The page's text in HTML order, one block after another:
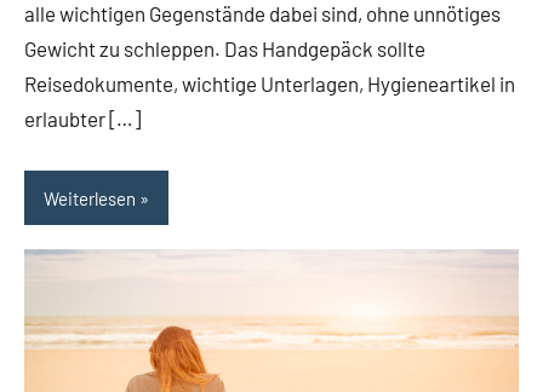
alle wichtigen Gegenstände dabei sind, ohne unnötiges
Gewicht zu schleppen. Das Handgepäck sollte
Reisedokumente, wichtige Unterlagen, Hygieneartikel in
erlaubter […]
Weiterlesen